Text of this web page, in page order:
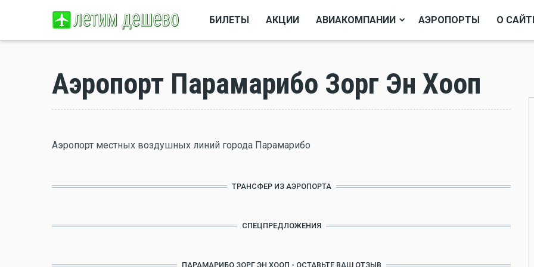
БИЛЕТЫ АКЦИИ АВИАКОМПАНИИ АЭРОПОРТЫ О
Аэропорт Парамарибо Зорг Эн Хооп
Аэропорт местных воздушных линий города Парамарибо
ТРАНСФЕР ИЗ АЭРОПОРТА
СПЕЦПРЕДЛОЖЕНИЯ
ПАРАМАРИБО ЗОРГ ЭН ХООП - ОСТАВЬТЕ ВАШ ОТЗЫВ